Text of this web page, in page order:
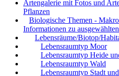
Artengalerie mit Fotos und
Pflanzen
Biologische Themen -
Informationen zu
Lebensräume/Biotop/
Lebensraumtyp Moor
Lebensraumtyp Heide
Lebensraumtyp Wald
Lebensraumtyp Stadt